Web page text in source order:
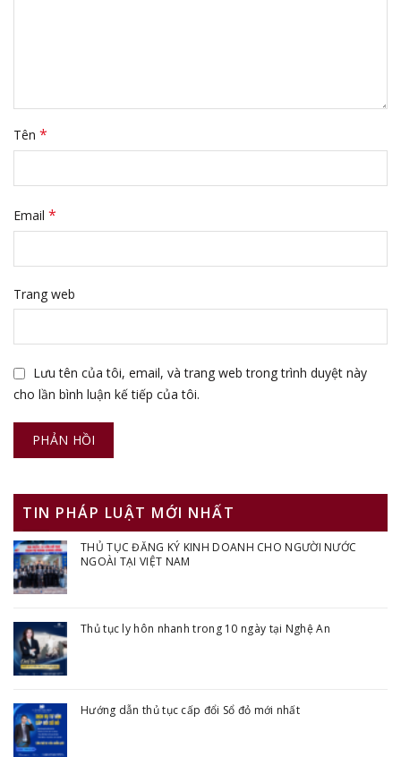
Tên *
Email *
Trang web
Lưu tên của tôi, email, và trang web trong trình duyệt này
cho lần bình luận kế tiếp của tôi.
TIN PHÁP LUẬT MỚI NHẤT
THỦ TỤC ĐĂNG KÝ KINH DOANH CHO NGƯỜI NƯỚC
NGOÀI TẠI VIỆT NAM
Thủ tục ly hôn nhanh trong 10 ngày tại Nghệ An
Hướng dẫn thủ tục cấp đổi Sổ đỏ mới nhất